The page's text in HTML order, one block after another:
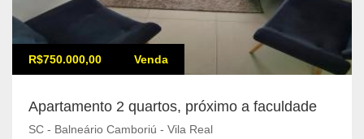
R$750.000,00 Venda
Apartamento 2 quartos, próximo a faculdade
SC - Balneário Camboriú - Vila Real